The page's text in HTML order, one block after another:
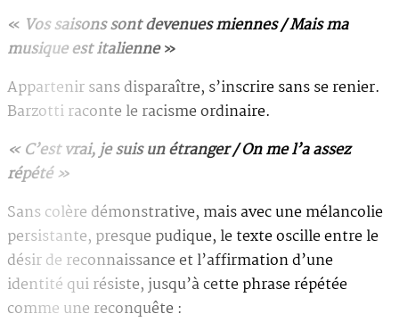
« Vos saisons sont devenues miennes / Mais ma
musique est italienne»
Appartenir sans disparaître, s’inscrire sans se renier.
Barzotti raconte le racisme ordinaire.
« C’est vrai, je suis un étranger / On me l’a assez
répété »
Sans colère démonstrative, mais avec une mélancolie
persistante, presque pudique, le texte oscille entre le
désir de reconnaissance et l’affirmation d’une
identité qui résiste, jusqu’à cette phrase répétée
comme une reconquête :